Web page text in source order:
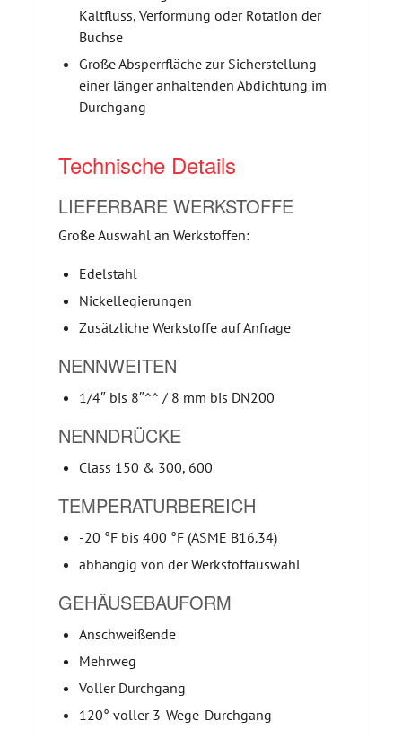
Kaltfluss, Verformung oder Rotation der
Buchse
Große Absperrfläche zur Sicherstellung
einer länger anhaltenden Abdichtung im
Durchgang
Technische Details
LIEFERBARE WERKSTOFFE
Große Auswahl an Werkstoffen:
Edelstahl
Nickellegierungen
Zusätzliche Werkstoffe auf Anfrage
NENNWEITEN
1/4″ bis 8″^^ / 8 mm bis DN200
NENNDRÜCKE
Class 150 & 300, 600
TEMPERATURBEREICH
-20 °F bis 400 °F (ASME B16.34)
abhängig von der Werkstoffauswahl
GEHÄUSEBAUFORM
Anschweißende
Mehrweg
Voller Durchgang
120° voller 3-Wege-Durchgang